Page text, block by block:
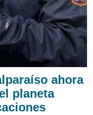
ahora
planeta